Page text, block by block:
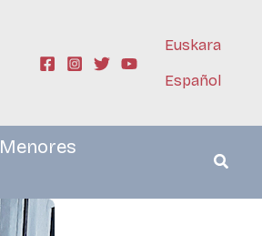
Euskara
Español
Menores